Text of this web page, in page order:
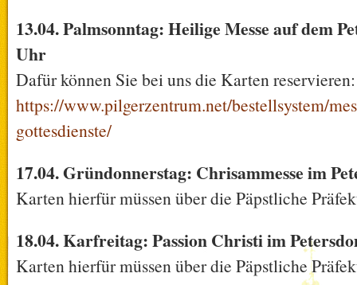
13.04. Palmsonntag: Heilige Messe auf dem
Uhr
Dafür können Sie bei uns die Karten reservieren:
https://www.pilgerzentrum.net/bestellsystem/
gottesdienste/
17.04. Gründonnerstag: Chrisammesse im
Karten hierfür müssen über die Päpstliche
18.04. Karfreitag: Passion Christi im
Karten hierfür müssen über die Päpstliche